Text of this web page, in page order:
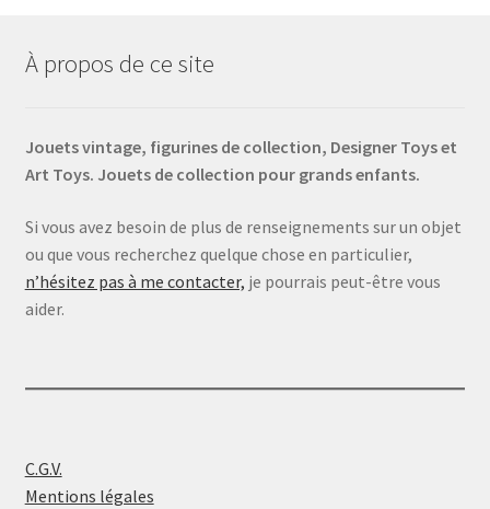
À propos de ce site
Jouets vintage, figurines de collection, Designer Toys et
Art Toys. Jouets de collection pour grands enfants.
Si vous avez besoin de plus de renseignements sur un objet
ou que vous recherchez quelque chose en particulier,
n’hésitez pas à me contacter, je pourrais peut-être vous
aider.
C.G.V.
Mentions légales